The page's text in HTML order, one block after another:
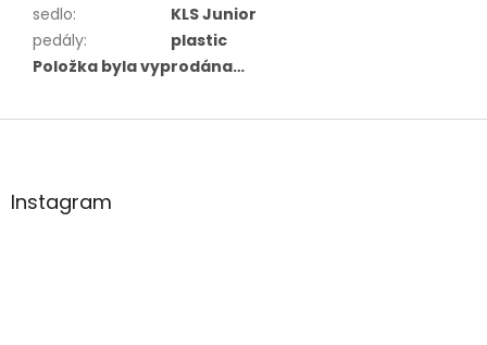
sedlo:
KLS Junior
pedály:
plastic
Položka byla vyprodána…
Z
aInstagram